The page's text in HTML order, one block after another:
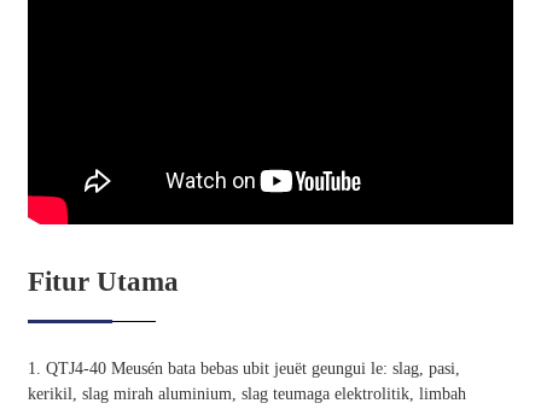
Fitur Utama
1. QTJ4-40 Meusén bata bebas ubit jeuët geungui le: slag, pasi,
kerikil, slag mirah aluminium, slag teumaga elektrolitik, limbah